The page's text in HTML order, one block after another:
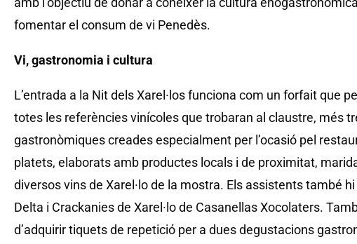
fomentar el consum de vi Penedès.
Vi, gastronomia i cultura
L’entrada a la Nit dels Xarel·los funciona com un forfait que
totes les referències vinícoles que trobaran al claustre, més
gastronòmiques creades especialment per l’ocasió pel
platets, elaborats amb productes locals i de proximitat,
diversos vins de Xarel·lo de la mostra. Els assistents també
Delta i Crackanies de Xarel·lo de Casanellas Xocolaters.
d’adquirir tiquets de repetició per a dues degustacions